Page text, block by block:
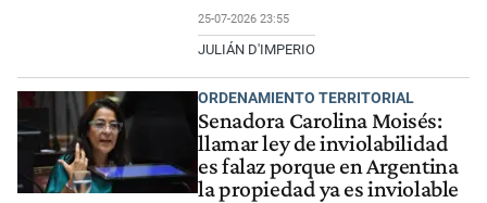
25-07-2026 23:55
JULIÁN D'IMPERIO
ORDENAMIENTO TERRITORIAL
Senadora Carolina Moisés:
llamar ley de inviolabilidad
es falaz porque en Argentina
la propiedad ya es inviolable